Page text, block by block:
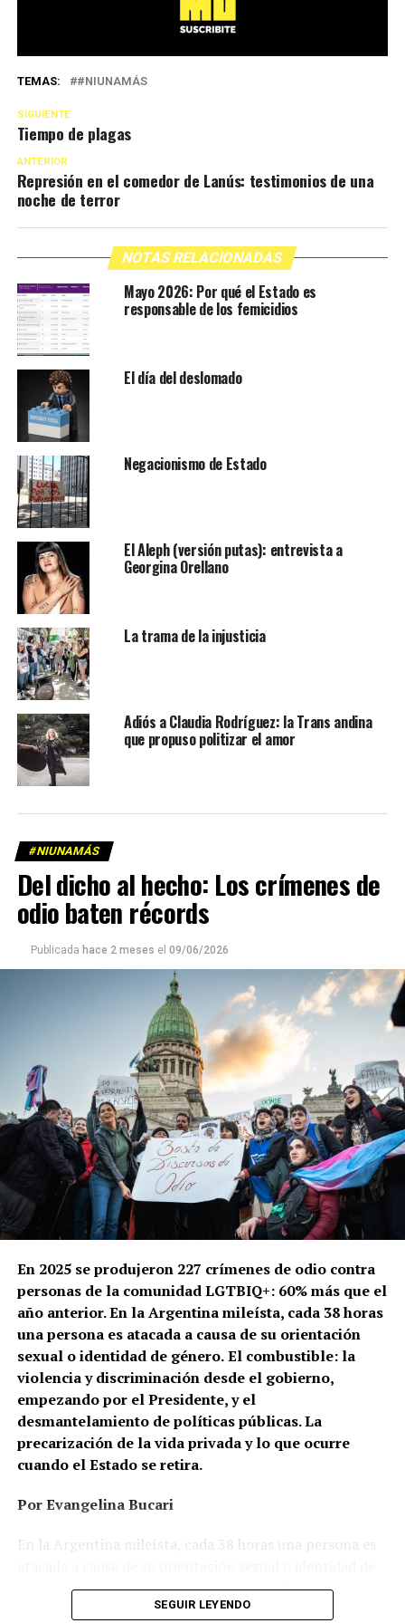
TEMAS: #NIUNAMÁS
SIGUIENTE
Tiempo de plagas
ANTERIOR
Represión en el comedor de Lanús: testimonios de una
noche de terror
NOTAS RELACIONADAS
Mayo 2026: Por qué el Estado es
responsable de los femicidios
El día del deslomado
Negacionismo de Estado
El Aleph (versión putas): entrevista a
Georgina Orellano
La trama de la injusticia
Adiós a Claudia Rodríguez: la Trans andina
que propuso politizar el amor
#NIUNAMÁS
Del dicho al hecho: Los crímenes de
odio baten récords
Publicada hace 2 meses el 09/06/2026
En 2025 se produjeron 227 crímenes de odio contra
personas de la comunidad LGTBIQ+: 60% más que el
año anterior. En la Argentina mileísta, cada 38 horas
una persona es atacada a causa de su orientación
sexual o identidad de género.El combustible: la
violencia y discriminación desde el gobierno,
empezando por el Presidente, y el
desmantelamiento de políticas públicas. La
precarización de la vida privada y lo que ocurre
cuando el Estado se retira.
Por Evangelina Bucari
En la Argentina mileísta, cada 38 horas una persona es
género. En Cañuelas, un hombre le prendió fuego a la
casa de una pareja de lesbianas. En Recoleta, dos
SEGUIR LEYENDO